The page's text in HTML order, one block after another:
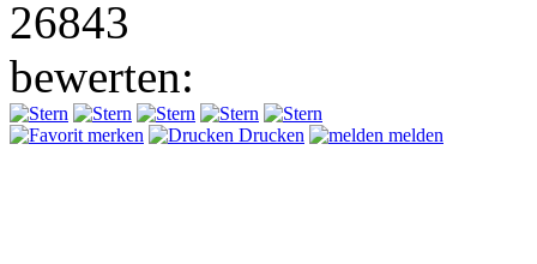
26843
bewerten:
merken Drucken melden